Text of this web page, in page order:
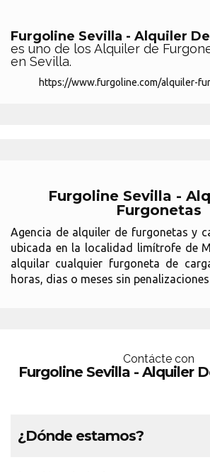
Furgoline Sevilla - Alquiler
es uno de los Alquiler de
en Sevilla.
https://www.furgoline.com/alquiler-
Furgoline Sevilla -
Furgonetas
Agencia de alquiler de furgonetas y
ubicada en la localidad limítrofe de
alquilar cualquier furgoneta de
horas, dias o meses sin
Contácte con
Furgoline Sevilla - Alquiler
¿Dónde estamos?